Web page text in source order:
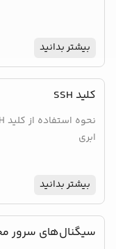
بیشتر بدانید
کلید SSH
ابری
بیشتر بدانید
سیگنال‌های سرور